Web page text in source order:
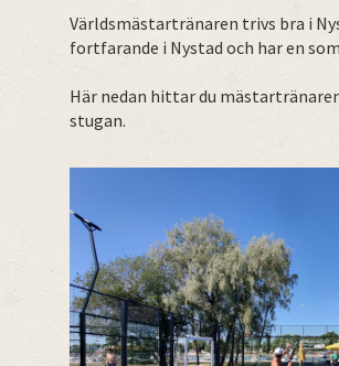
Världsmästartränaren trivs bra i
fortfarande i Nystad och har en
Här nedan hittar du
stugan.